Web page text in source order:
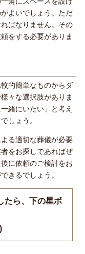
よいでしょう。ただ
ばなりません。その
をする必要がありま
的簡単なものからダ
々な選択肢がありま
緒にいたい」と考え
しょう。
る適切な葬儀が必要
をお探しであればぜ
に依頼のご検討をお
きるでしょう。
たら、下の星ボ
)